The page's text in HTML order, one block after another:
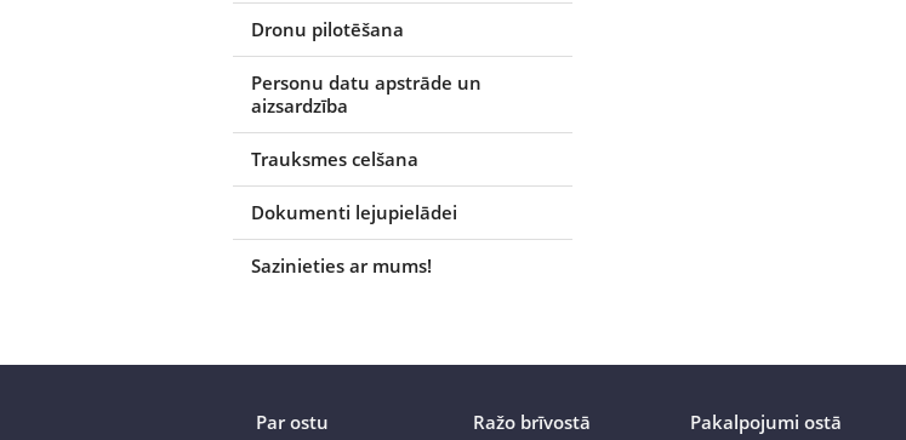
Dronu pilotēšana
Personu datu apstrāde un
aizsardzība
Trauksmes celšana
Dokumenti lejupielādei
Sazinieties ar mums!
Par ostu Ražo brīvostā Pakalpojumi ostā